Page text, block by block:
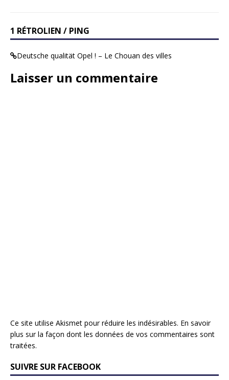
1 RÉTROLIEN / PING
Deutsche qualität Opel ! – Le Chouan des villes
Laisser un commentaire
Ce site utilise Akismet pour réduire les indésirables. En savoir
plus sur la façon dont les données de vos commentaires sont
traitées.
SUIVRE SUR FACEBOOK